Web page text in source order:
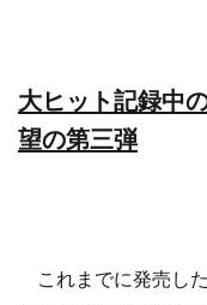
大ヒット記録中
望の第三弾
これまでに発売し